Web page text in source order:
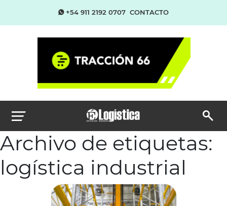
+54 911 2192 0707 CONTACTO
Archivo de etiquetas:
logística industrial